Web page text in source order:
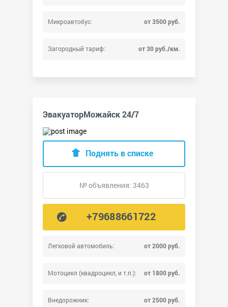
Микроавтобус: от 3500 руб.
Загородный тариф: от 30 руб./км.
ЭвакуаторМожайск 24/7
Легковой автомобиль: от 2000 руб.
Мотоцикл (квадроцикл, и т.п.): от 1800 руб.
Внедорожник: от 2500 руб.
Поднять в списке
№ объявления: 3463
+79688661722